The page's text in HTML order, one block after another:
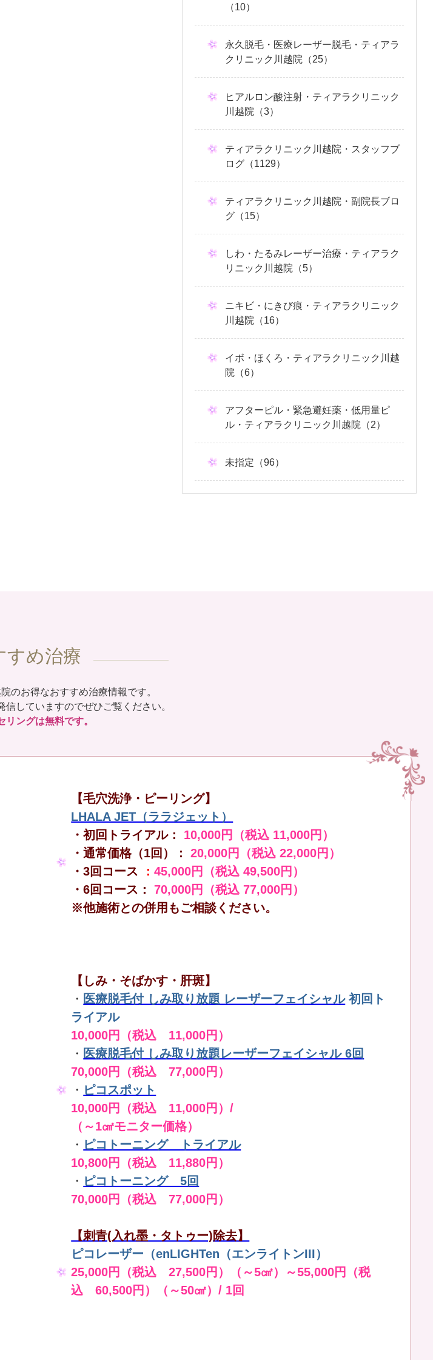
（10）
永久脱毛・医療レーザー脱毛・ティアラ
クリニック川越院（25）
ヒアルロン酸注射・ティアラクリニック
川越院（3）
ティアラクリニック川越院・スタッフブ
ログ（1129）
ティアラクリニック川越院・副院長ブロ
グ（15）
しわ・たるみレーザー治療・ティアラク
リニック川越院（5）
ニキビ・にきび痕・ティアラクリニック
川越院（16）
イボ・ほくろ・ティアラクリニック川越
院（6）
アフターピル・緊急避妊薬・低用量ピ
ル・ティアラクリニック川越院（2）
未指定（96）
すめ治療
のお得なおすすめ治療情報です。
していますのでぜひご覧ください。
ングは無料です。
【毛穴洗浄・ピーリング】
LHALA JET（ララジェット）
・初回トライアル： 10,000円（税込 11,000円）
・通常価格（1回）：
20,000円（税込 22,000円）
・3回コース ：45,000円（税込 49,500円）
・6回コース：
70,000円（税込 77,000円）
※他施術との併用もご相談ください。
【しみ・そばかす・肝斑】
・ 医療脱毛付 しみ取り放題 レーザーフェイシャル 初回ト
ライアル
10,000円（税込 11,000円）
・ 医療脱毛付 しみ取り放題レーザーフェイシャル 6回
70,000円（税込 77,000円）
・ ピコスポット
10,000円（税込 11,000円）/
（～1㎠モニター価格）
・ ピコトーニング トライアル
10,800円（税込 11,880円）
・ ピコトーニング 5回
70,000円（税込 77,000円）
【刺青(入れ墨・タトゥー)除去】
ピコレーザー（enLIGHTen（エンライトンIII）
25,000円（税込 27,500円）（～5㎠）～55,000円（税
込 60,500円）（～50㎠）/ 1回